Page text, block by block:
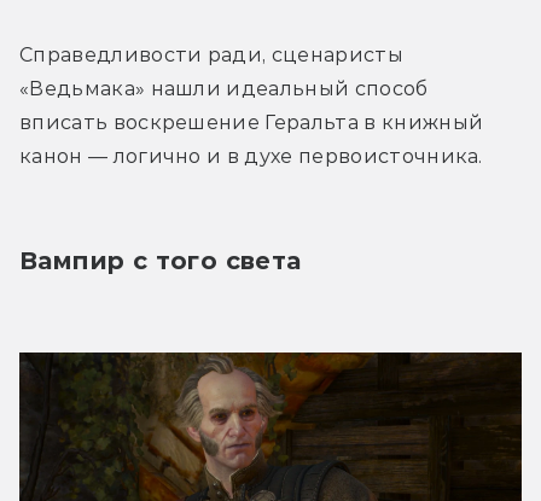
Справедливости ради, сценаристы
«Ведьмака» нашли идеальный способ
вписать воскрешение Геральта в книжный
канон — логично и в духе первоисточника.
Вампир с того света